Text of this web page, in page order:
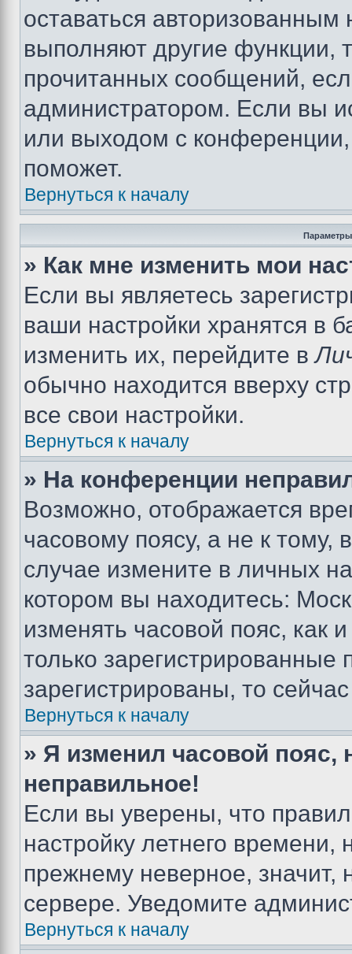
оставаться
выполняют другие функции,
прочитанных сообщений,
администратором. Если вы
или выходом с
поможет.
Вернуться к началу
Параметры
» Как мне изменить мои
Если вы являетесь
ваши настройки хранятся в
изменить их, перейдите в
обычно находится вверху
все свои настройки.
Вернуться к началу
» На конференции
Возможно, отображается
часовому поясу, а не к тому,
случае измените в личных
котором вы находитесь:
изменять часовой пояс, как
только
зарегистрированы, то
Вернуться к началу
» Я изменил часовой пояс,
неправильное!
Если вы уверены, что
настройку летнего
прежнему неверное, значит,
сервере. Уведомите
Вернуться к началу